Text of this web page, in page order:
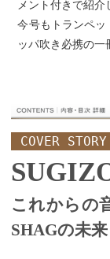
メント付きで紹介
今号もトランペッ
ッパ吹き必携の一
COVER STORY
これからの
SHAGの未